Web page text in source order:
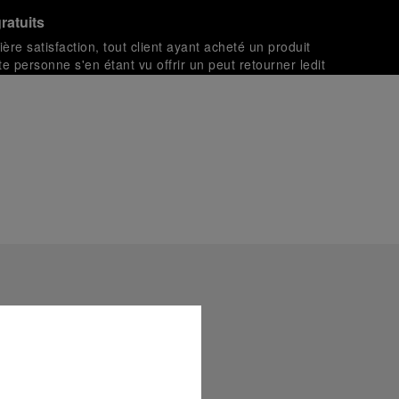
satisfaction, tout client ayant acheté un produit
personne s'en étant vu offrir un peut retourner ledit
livrées dans un coffret signature Panerai offert. Lors du
la possibilité d’ajouter un message cadeau